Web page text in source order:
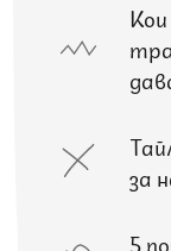
за
5